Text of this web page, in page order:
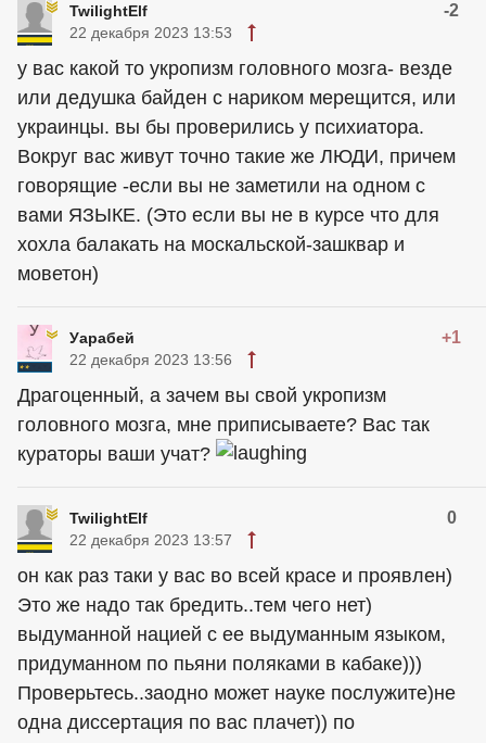
TwilightElf -2
22 декабря 2023 13:53
у вас какой то укропизм головного мозга- везде
или дедушка байден с нариком мерещится, или
украинцы. вы бы проверились у психиатора.
Вокруг вас живут точно такие же ЛЮДИ, причем
говорящие -если вы не заметили на одном с
вами ЯЗЫКЕ. (Это если вы не в курсе что для
хохла балакать на москальской-зашквар и
моветон)
Уарабей +1
22 декабря 2023 13:56
Драгоценный, а зачем вы свой укропизм
головного мозга, мне приписываете? Вас так
кураторы ваши учат?
TwilightElf 0
22 декабря 2023 13:57
он как раз таки у вас во всей красе и проявлен)
Это же надо так бредить..тем чего нет)
выдуманной нацией с ее выдуманным языком,
придуманном по пьяни поляками в кабаке)))
Проверьтесь..заодно может науке послужите)не
одна диссертация по вас плачет)) по